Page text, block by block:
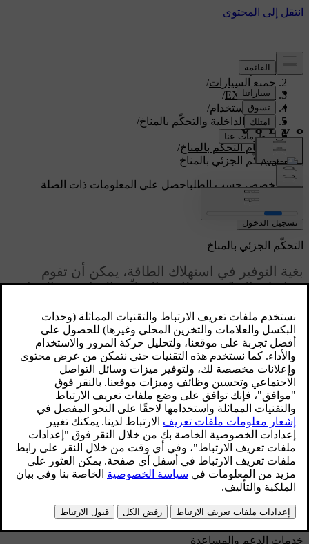
الدعم/
جميع السيارات/
EX90 2026
/
دليل الاستخدام/
الراحة الداخلية والتحكّم بالمناخ/
نظام المناخ
نظام التحكّم بالمناخ/
التحكّم الجزئي بالمناخ
دعم مخصص حسب الطلباحصل على المعلومات ذات الصلة
بسيارتك الخاصة.
تسجيل الدخول
محدّث ٢٥‏/٠٤‏/٢٠٢٤
التحكّم الجزئي بالمناخ
بغية التوفير في استهلاك الطاقة، يمكن أن تقوم
سيارتك بالحدّ من وظائف التحكّم بالمناخ في المقاعد
في حال اكتشفت السيارة عدم وجود ركاب في المقاعد الخلفية،
فيمكنها أن تقوم بالحدّ من وظائف التحكّم بالمناخ في مقصورة
الركاب الخلفية. إنّ الهدف من ذلك هو التقليل من استهلاك الطاقة.
هل ساعد هذا؟
نعم لا